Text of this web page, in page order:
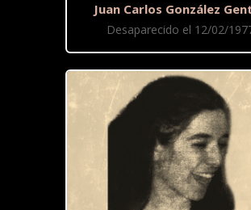
Juan Carlos González
Desaparecido el 12/02/